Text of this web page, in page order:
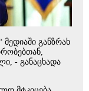
განზრახ
- განაცხადა